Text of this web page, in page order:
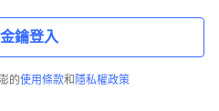
鑰登入
的使用條款和 隱私權政策